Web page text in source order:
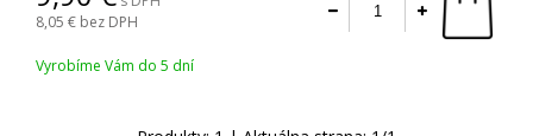
8,05 bez DPH
Vyrobíme Vám do 5 dní